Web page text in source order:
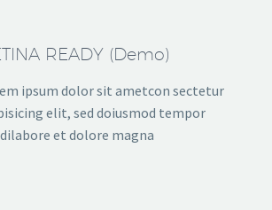
READY (Demo)
ipsum dolor sit ametcon sectetur
elit, sed doiusmod tempor
et dolore magna